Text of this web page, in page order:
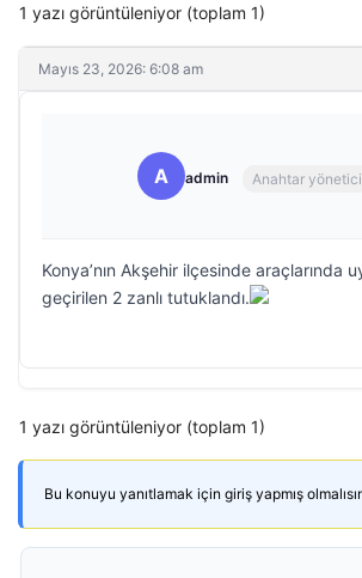
1 yazı görüntüleniyor (toplam 1)
Mayıs 23, 2026: 6:08 am
A admin Anahtar yönetici
Konya’nın Akşehir ilçesinde araçlarında
geçirilen 2 zanlı tutuklandı.
1 yazı görüntüleniyor (toplam 1)
Bu konuyu yanıtlamak için giriş yapmış